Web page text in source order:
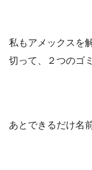
私もアメックスを
切って、２つのゴ
あとできるだけ名